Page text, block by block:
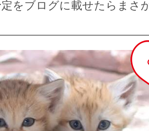
をブログに載せたらまさ